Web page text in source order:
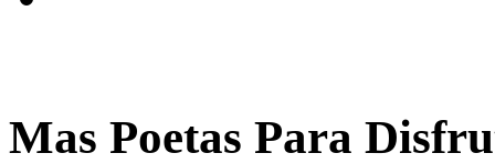
Mas Poetas Para